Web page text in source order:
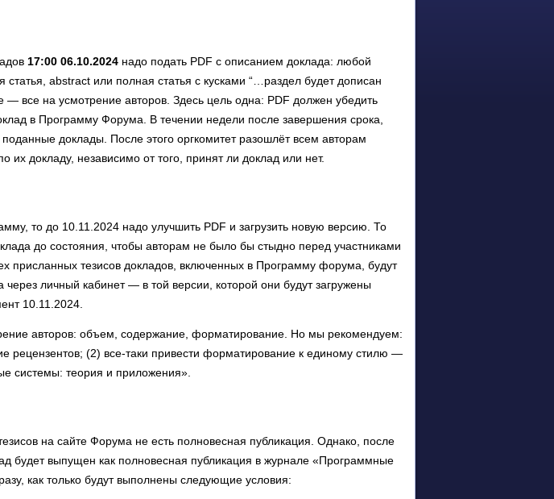
17:00 06.10.2024 надо подать PDF с описанием доклада: любой
abstract или полная статья с кусками “…раздел будет дописан
все на усмотрение авторов. Здесь цель одна: PDF должен убедить
в Программу Форума. В течении недели после завершения срока,
доклады. После этого оргкомитет разошлёт всем авторам
их докладу, независимо от того, принят ли доклад или нет.
то до 10.11.2024 надо улучшить PDF и загрузить новую версию. То
до состояния, чтобы авторам не было бы стыдно перед участниками
присланных тезисов докладов, включенных в Программу форума, будут
личный кабинет — в той версии, которой они будут загружены
10.11.2024.
авторов: объем, содержание, форматирование. Но мы рекомендуем:
рецензентов; (2) все-таки привести форматирование к единому стилю —
системы: теория и приложения».
на сайте Форума не есть полновесная публикация. Однако, после
будет выпущен как полновесная публикация в журнале «Программные
как только будут выполнены следующие условия: